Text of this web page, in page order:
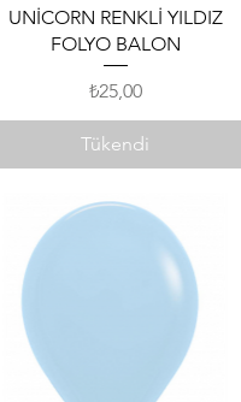
Hızlı Bakış
UNİCORN RENKLİ YILDIZ
FOLYO BALON
Fiyat
₺25,00
Tükendi